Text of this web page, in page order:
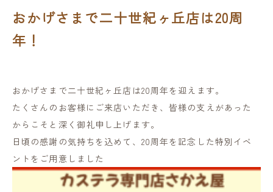
おかげさまで二十世紀ヶ丘店は20周
年！
おかげさまで二十世紀ヶ丘店は20周年を迎えます。
たくさんのお客様にご来店いただき、皆様の支えがあった
からこそと深く御礼申し上げます。
日頃の感謝の気持ちを込めて、20周年を記念した特別イベ
ントをご用意しました